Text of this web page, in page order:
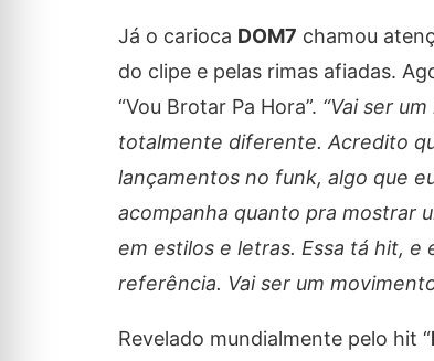
Já o carioca DOM7 chamou
do clipe e pelas rimas afiadas.
“Vou Brotar Pa Hora”. “Vai ser
totalmente diferente. Acredito
lançamentos no funk, algo que
acompanha quanto pra mostrar
em estilos e letras. Essa tá hit,
referência. Vai ser um
Revelado mundialmente pelo hit “